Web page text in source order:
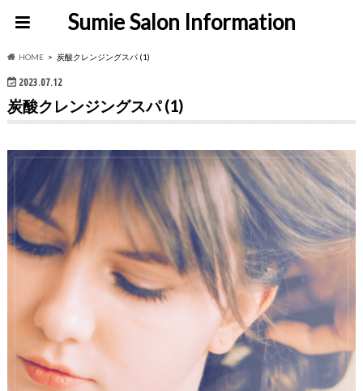
Sumie Salon Information
HOME 炭酸クレンジングスパ (1)
2023.07.12
炭酸クレンジングスパ (1)